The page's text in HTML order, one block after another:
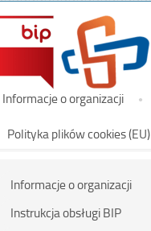
Menu
główne
Informacje o organizacji
Polityka plików cookies (EU)
Menu
główne
Informacje o organizacji
Instrukcja obsługi BIP